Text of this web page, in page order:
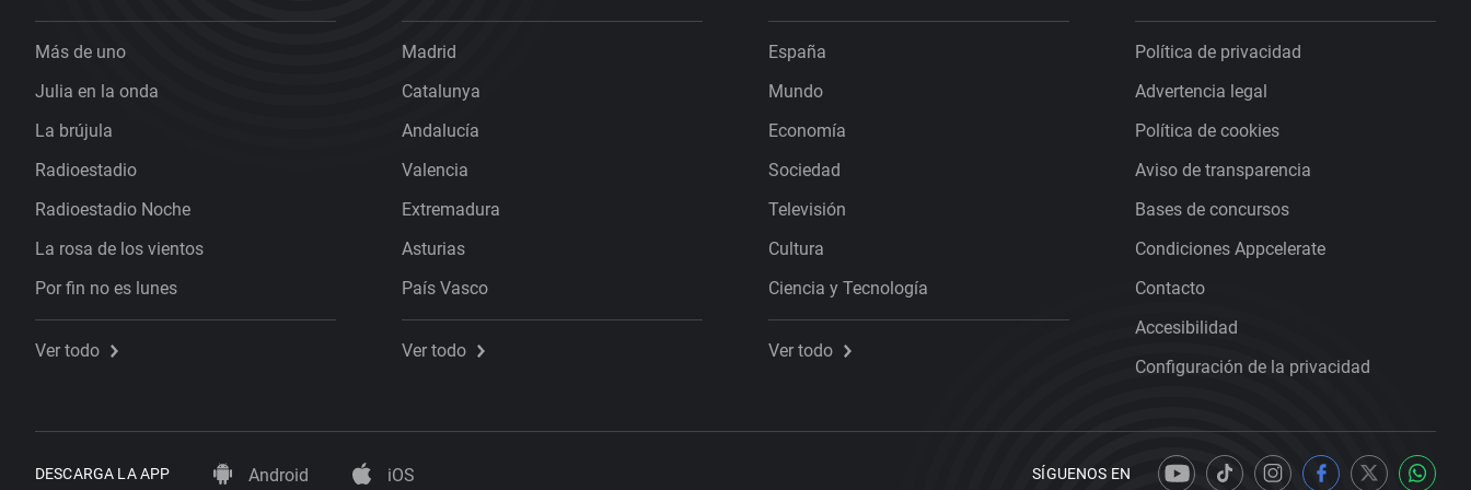
Más de uno
Julia en la onda
La brújula
Radioestadio
Radioestadio Noche
La rosa de los vientos
Por fin no es lunes
Ver todo
Madrid
Catalunya
Andalucía
Valencia
Extremadura
Asturias
País Vasco
Ver todo
España
Mundo
Economía
Sociedad
Televisión
Cultura
Ciencia y Tecnología
Ver todo
Política de privacidad
Advertencia legal
Política de cookies
Aviso de transparencia
Bases de concursos
Condiciones Appcelerate
Contacto
Accesibilidad
Configuración de la privacidad
DESCARGA LA APP Android iOS SÍGUENOS EN